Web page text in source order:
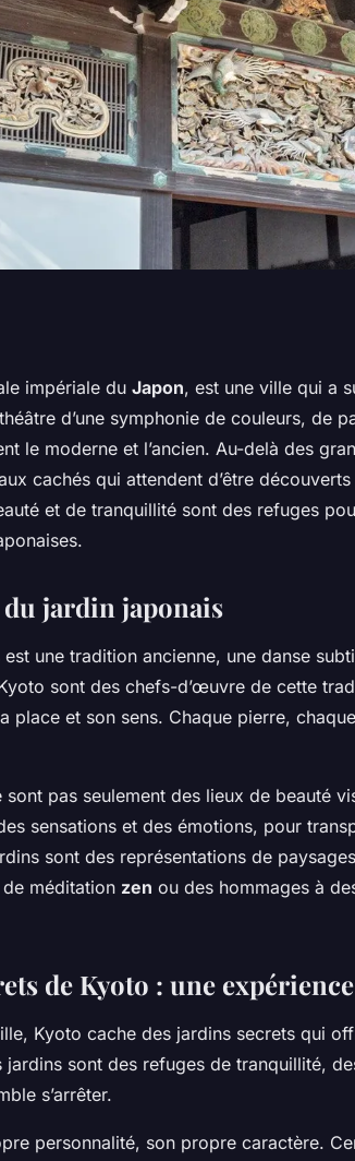
jardins
impériale du Japon, est une ville qui a
d’une symphonie de couleurs, de
le moderne et l’ancien. Au-delà des
cachés qui attendent d’être
et de tranquillité sont des refuges
du jardin japonais
est une tradition ancienne, une danse
sont des chefs-d’œuvre de cette
place et son sens. Chaque pierre,
pas seulement des lieux de beauté
sensations et des émotions, pour
sont des représentations de
de méditation zen ou des hommages à
de Kyoto : une
Kyoto cache des jardins secrets qui
jardins sont des refuges de tranquillité,
s’arrêter.
personnalité, son propre caractère.